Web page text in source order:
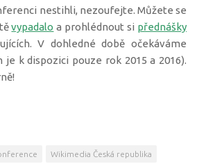
nestihli, nezoufejte. Můžete se
vypadalo a prohlédnout si přednášky
V dohledné době očekáváme
je k dispozici pouze rok 2015 a 2016).
Wikimedia Česká republika